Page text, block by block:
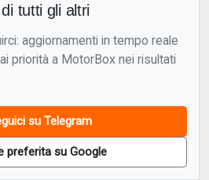
tutti gli altri
aggiornamenti in tempo reale
priorità a MotorBox nei risultati
su Telegram
preferita su Google